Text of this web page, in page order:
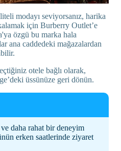
modayı seviyorsanız, harika
için Burberry Outlet’e
özgü bu marka hala
ana caddedeki mağazalardan
otele bağlı olarak,
üssünüze geri dönün.
daha rahat bir deneyim
erken saatlerinde ziyaret